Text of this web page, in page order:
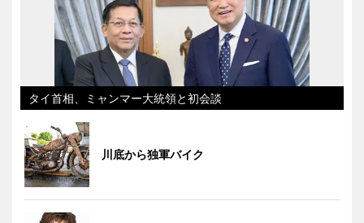
タイ首相、ミャンマー大統領と初会談
川底から独軍バイク